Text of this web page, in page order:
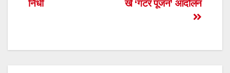
खे ‘गटर पूजन’ आंदोलन
निधी